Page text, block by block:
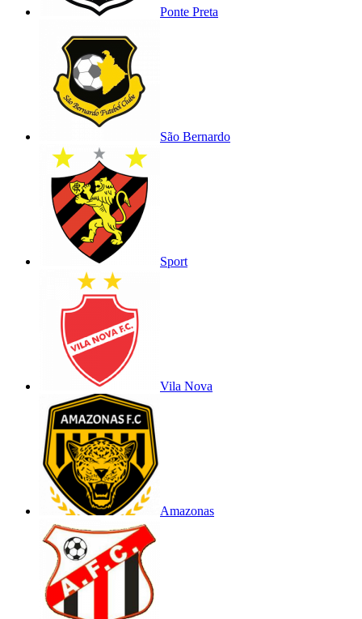
Ponte Preta
São Bernardo
Sport
Vila Nova
Amazonas